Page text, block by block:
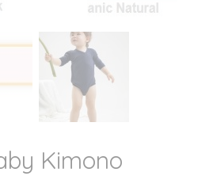
Kimono